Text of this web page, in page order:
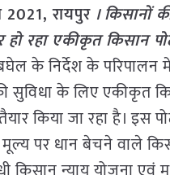
2021,रायपुर । किसानों
हो रहा एकीकृत किसान
के निर्देश के परिपालन
सुविधा के लिए एकीकृत
किया जा रहा है। इस
पर धान बेचने वाले